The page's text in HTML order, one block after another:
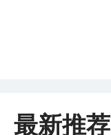
最新推荐